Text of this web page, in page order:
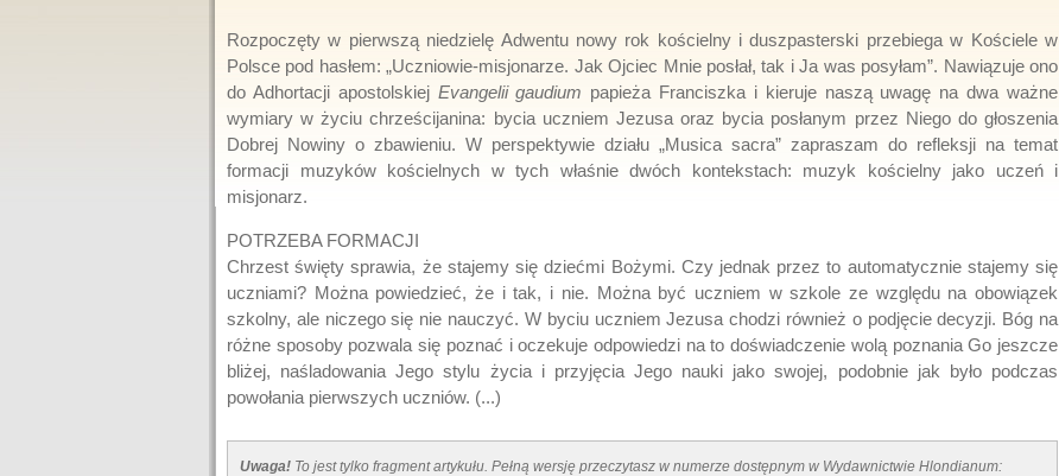
Rozpoczęty w pierwszą niedzielę Adwentu nowy rok kościelny i duszpasterski przebiega w Kościele w
Polsce pod hasłem: „Uczniowie-misjonarze. Jak Ojciec Mnie posłał, tak i Ja was posyłam”. Nawiązuje ono
do Adhortacji apostolskiej Evangelii gaudium papieża Franciszka i kieruje naszą uwagę na dwa ważne
wymiary w życiu chrześcijanina: bycia uczniem Jezusa oraz bycia posłanym przez Niego do głoszenia
Dobrej Nowiny o zbawieniu. W perspektywie działu „Musica sacra” zapraszam do refleksji na temat
formacji muzyków kościelnych w tych właśnie dwóch kontekstach: muzyk kościelny jako uczeń i
misjonarz.
POTRZEBA FORMACJI
Chrzest święty sprawia, że stajemy się dziećmi Bożymi. Czy jednak przez to automatycznie stajemy się
uczniami? Można powiedzieć, że i tak, i nie. Można być uczniem w szkole ze względu na obowiązek
szkolny, ale niczego się nie nauczyć. W byciu uczniem Jezusa chodzi również o podjęcie decyzji. Bóg na
różne sposoby pozwala się poznać i oczekuje odpowiedzi na to doświadczenie wolą poznania Go jeszcze
bliżej, naśladowania Jego stylu życia i przyjęcia Jego nauki jako swojej, podobnie jak było podczas
powołania pierwszych uczniów. (...)
Uwaga! To jest tylko fragment artykułu. Pełną wersję przeczytasz w numerze dostępnym w Wydawnictwie Hlondianum: